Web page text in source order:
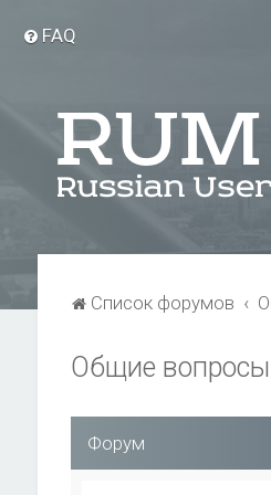
FAQ
Список форумов
Общие вопросы
Форум